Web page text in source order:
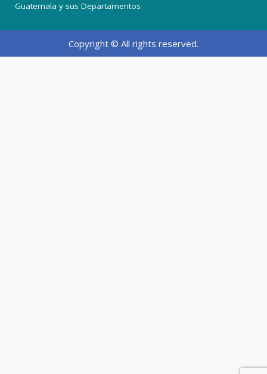
Guatemala y sus Departamentos
Copyright © All rights reserved.